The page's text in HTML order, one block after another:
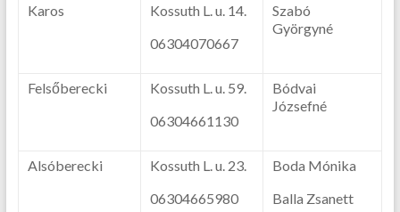
Karos
Kossuth L. u. 14.
06304070667
Szabó
Györgyné
Felsőberecki
Kossuth L. u. 59.
06304661130
Bódvai
Józsefné
Alsóberecki
Kossuth L. u. 23.
06304665980
Boda Mónika
Balla Zsanett